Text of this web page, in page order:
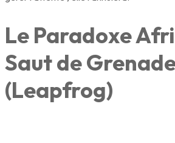
Le Paradoxe
Saut de
(Leapfrog)